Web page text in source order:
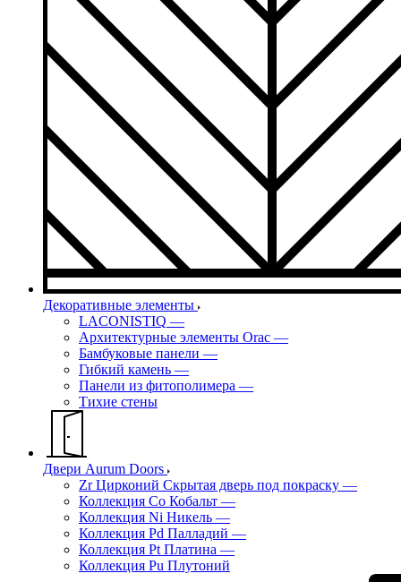
Декоративные элементы
LACONISTIQ —
Архитектурные элементы Orac —
Бамбуковые панели —
Гибкий камень —
Панели из фитополимера —
Тихие стены
Двери Aurum Doors
Zr Цирконий Скрытая дверь под покраску —
Коллекция Co Кобальт —
Коллекция Ni Никель —
Коллекция Pd Палладий —
Коллекция Pt Платина —
Коллекция Pu Плутоний